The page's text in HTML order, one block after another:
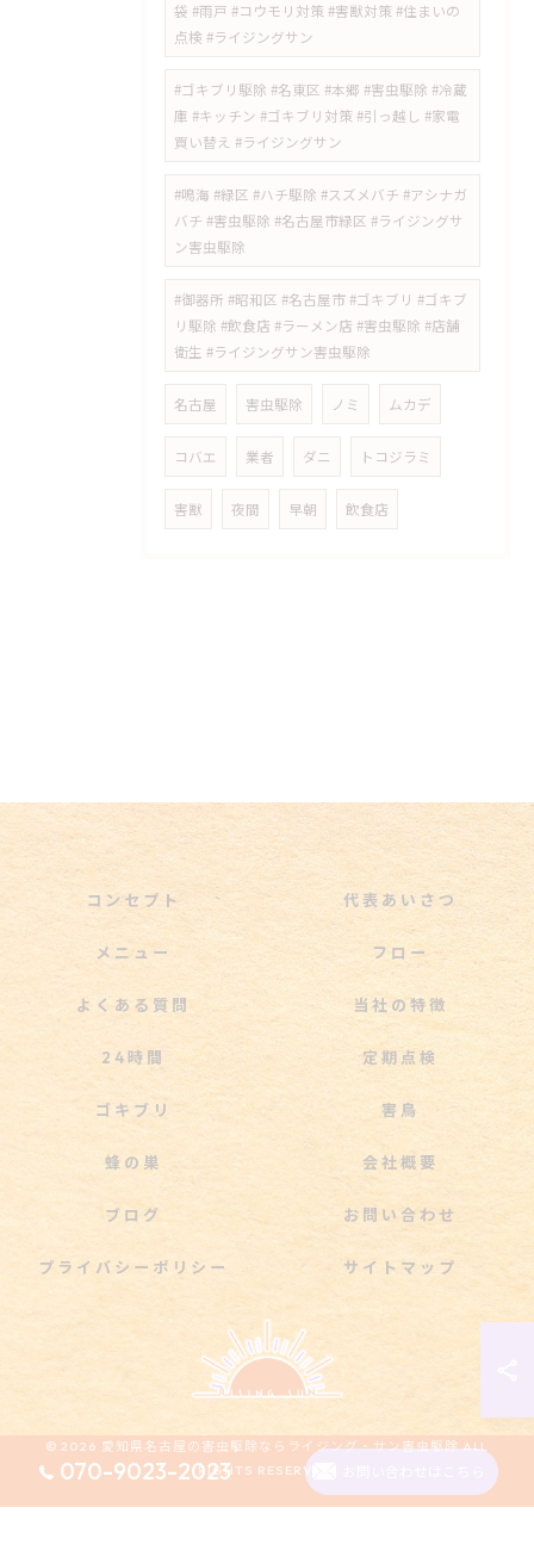
袋 #雨戸 #コウモリ対策 #害獣対策 #住まいの
点検 #ライジングサン
#ゴキブリ駆除 #名東区 #本郷 #害虫駆除 #冷蔵
庫 #キッチン #ゴキブリ対策 #引っ越し #家電
買い替え #ライジングサン
#鳴海 #緑区 #ハチ駆除 #スズメバチ #アシナガ
バチ #害虫駆除 #名古屋市緑区 #ライジングサ
ン害虫駆除
#御器所 #昭和区 #名古屋市 #ゴキブリ #ゴキブ
リ駆除 #飲食店 #ラーメン店 #害虫駆除 #店舗
衛生 #ライジングサン害虫駆除
名古屋 害虫駆除 ノミ ムカデ
コバエ 業者 ダニ トコジラミ
害獣 夜間 早朝 飲食店
070-9023-2023
コンセプト 代表あいさつ
メニュー フロー
よくある質問 当社の特徴
24時間 定期点検
ゴキブリ 害鳥
蜂の巣 会社概要
ブログ お問い合わせ
プライバシーポリシー サイトマップ
© 2026 愛知県名古屋の害虫駆除ならライジング・サン害虫駆除 ALL
RIGHTS RESERVED.